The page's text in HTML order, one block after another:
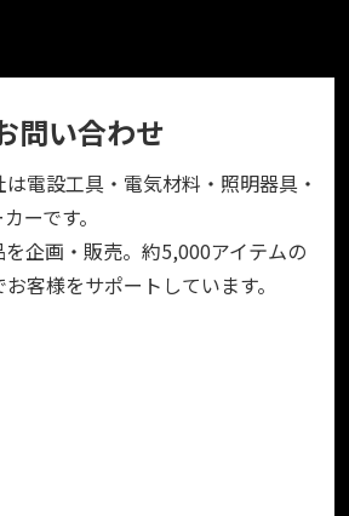
問い合わせ
電設工具・電気材料・照明器具・
ーです。
企画・販売。約5,000アイテムの
客様をサポートしています。